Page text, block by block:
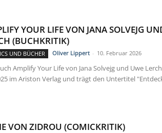
YOUR LIFE VON JANA SOLVEJG
(BUCHKRITIK)
UND BÜCHER Oliver Lippert - 10. Februar 2026
Amplify Your Life von Jana Solvejg und Uwe
im Ariston Verlag und trägt den Untertitel
VON ZIDROU (COMICKRITIK)